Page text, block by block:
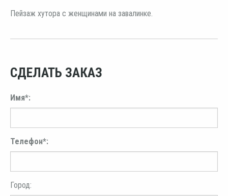
Пейзаж хутора с женщинами на завалинке.
СДЕЛАТЬ ЗАКАЗ
Имя*:
Телефон*:
Город: